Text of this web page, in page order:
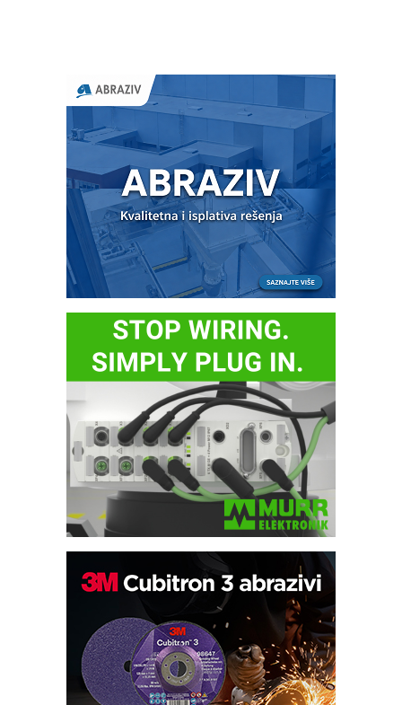
Bezbednost na prvom mestu!
IB BLUMENAUER - više od 40 godina
poverenja u industriji
RMQ-TITAN ADVANCED INDICATOR
– Pametna signalizacija za efikasnije
upravljanje mašinama
Sigurnije ispitivanje transformatora u